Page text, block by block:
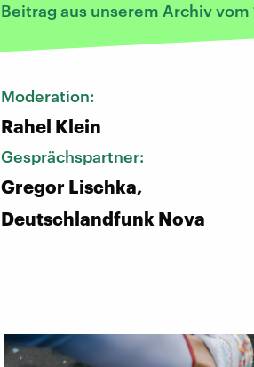
Beitrag aus unserem Archiv vom
Moderation:
Rahel Klein
Gesprächspartner:
Gregor Lischka,
Deutschlandfunk Nova